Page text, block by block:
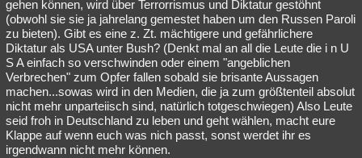
weitere Rubriken
Philosophie Träume Orte Esoterik Literatur
Astronomie Helpdesk Gruppen Gaming Filme
Musik Clash Verbesserungen Allmystery English
Übersichten
Besucht Teilgenommen Alle
gehen können, wird über Terrorrismus und Diktatur gestöhnt
(obwohl sie sie ja jahrelang gemestet haben um den Russen Paroli
zu bieten). Gibt es eine z. Zt. mächtigere und gefährlichere
Diktatur als USA unter Bush? (Denkt mal an all die Leute die i n U
S A einfach so verschwinden oder einem "angeblichen
Verbrechen" zum Opfer fallen sobald sie brisante Aussagen
machen...sowas wird in den Medien, die ja zum größtenteil absolut
nicht mehr unparteiisch sind, natürlich totgeschwiegen) Also Leute
seid froh in Deutschland zu leben und geht wählen, macht eure
Klappe auf wenn euch was nich passt, sonst werdet ihr es
irgendwann nicht mehr können.